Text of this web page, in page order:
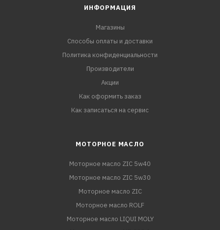
ИНФОРМАЦИЯ
Магазины
Способы оплаты и доставки
Политика конфиденциальности
Производители
Акции
Как оформить заказ
Как записаться на сервис
МОТОРНОЕ МАСЛО
Моторное масло ZIC 5w40
Моторное масло ZIC 5w30
Моторное масло ZIC
Моторное масло ROLF
Моторное масло LIQUI MOLY